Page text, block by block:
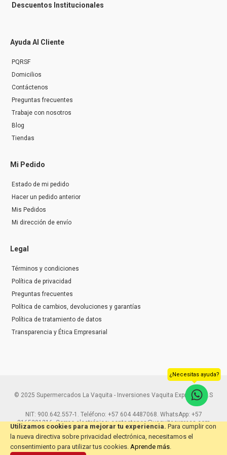
Utilizamos cookies para mejorar tu experiencia. Para cumplir con
la nueva directiva sobre privacidad electrónica, necesitamos el
consentimiento para utilizar tus cookies. Aprende más.
Descuentos Institucionales
Ayuda Al Cliente
PQRSF
Domicilios
Contáctenos
Preguntas frecuentes
Trabaje con nosotros
Blog
Tiendas
Mi Pedido
Estado de mi pedido
Hacer un pedido anterior
Mis Pedidos
Mi dirección de envío
Legal
Términos y condiciones
Política de privacidad
Preguntas frecuentes
Política de cambios, devoluciones y garantías
Política de tratamiento de datos
Transparencia y Ética Empresarial
© 2025 Supermercados La Vaquita - Inversiones Vaquita Express S.A.S
NIT: 900.642.557-1. Teléfono: +57 604 4487068. WhatsApp: +57
3165291216. Correo electrónico: contactenos@vaquitaexpress.com
¿Necesitas ayuda?